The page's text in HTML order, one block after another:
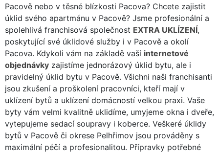
Pacově nebo v těsné blízkosti Pacova? Chcete zajistit
úklid svého apartmánu v Pacově? Jsme profesionální a
spolehlivá franchisová společnost EXTRA UKLÍZENÍ,
poskytující své úklidové služby i v Pacově a okolí
Pacova. Kdykoli vám na základě vaší internetové
objednávky zajistíme jednorázový úklid bytu, ale i
pravidelný úklid bytu v Pacově. Všichni naši franchisanti
jsou zkušení a proškolení pracovníci, kteří mají v
uklízení bytů a uklízení domácností velkou praxi. Vaše
byty vám velmi kvalitně uklidíme, umyjeme okna i dveře,
vytepujeme sedací soupravy i koberce. Veškeré úklidy
bytů v Pacově či okrese Pelhřimov jsou prováděny s
maximální péčí a profesionalitou. Přípravky potřebné